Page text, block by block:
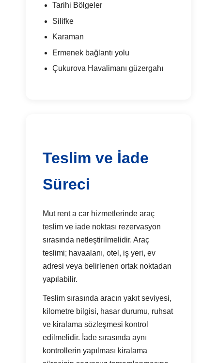
Tarihi Bölgeler
Silifke
Karaman
Ermenek bağlantı yolu
Çukurova Havalimanı güzergahı
Teslim ve İade
Süreci
Mut rent a car hizmetlerinde araç
teslim ve iade noktası rezervasyon
sırasında netleştirilmelidir. Araç
teslimi; havaalanı, otel, iş yeri, ev
adresi veya belirlenen ortak noktadan
yapılabilir.
Teslim sırasında aracın yakıt seviyesi,
kilometre bilgisi, hasar durumu, ruhsat
ve kiralama sözleşmesi kontrol
edilmelidir. İade sırasında aynı
kontrollerin yapılması kiralama